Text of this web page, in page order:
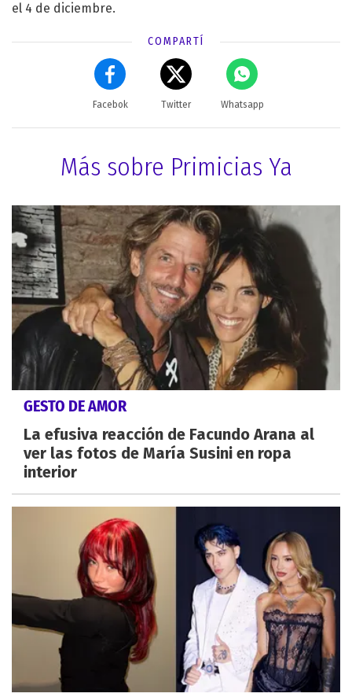
el 4 de diciembre.
COMPARTÍ
Facebok Twitter Whatsapp
Más sobre Primicias Ya
GESTO DE AMOR
La efusiva reacción de Facundo Arana al
ver las fotos de María Susini en ropa
interior